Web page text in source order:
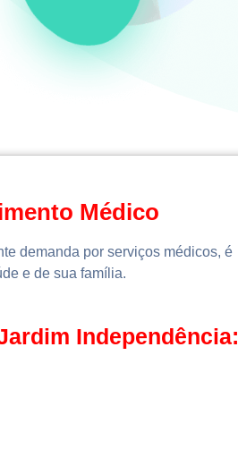
Médico
demanda por serviços médicos, é
e de sua família.
Independência: